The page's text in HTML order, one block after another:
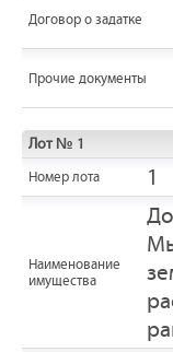
Договор о задатке
Прочие документы
Лот № 1
Номер лота 1
Наименование
имущества